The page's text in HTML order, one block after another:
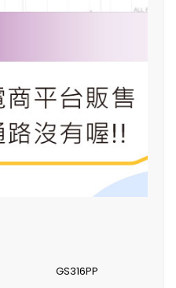
GS316PP